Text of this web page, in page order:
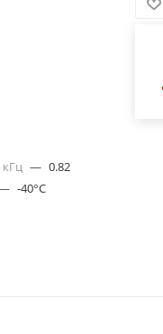
кГц — 0.82
-40°C